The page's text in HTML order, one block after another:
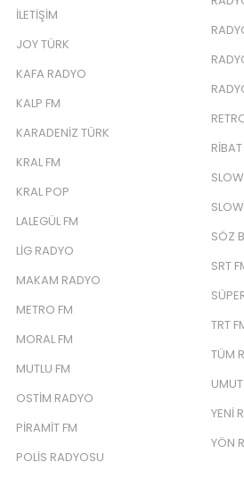
İLETIŞIM
JOY TÜRK
KAFA RADYO
KALP FM
KARADENIZ TÜRK
KRAL FM
KRAL POP
LALEGÜL FM
LIG RADYO
MAKAM RADYO
METRO FM
MORAL FM
MUTLU FM
OSTIM RADYO
PIRAMIT FM
POLIS RADYOSU
SÖZ
SRT
TRT
TÜM
YENI
YÖN